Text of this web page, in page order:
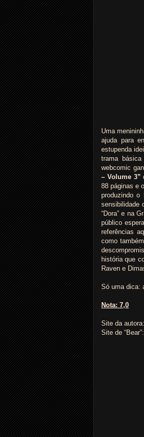
Uma
ajuda para
estupenda
trama
webcomic
– Volume 3”
88 páginas e
produzindo
sensibilidade
“Dora” e na
público
referências
como
história que
Raven e
Só uma dica:
Nota: 7,0
Site da autora:
Site de “Bear”: